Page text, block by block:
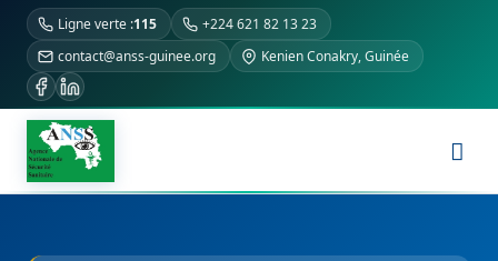
Ligne verte :115
+224 621 82 13 23
contact@anss-guinee.org
Kenien Conakry, Guinée